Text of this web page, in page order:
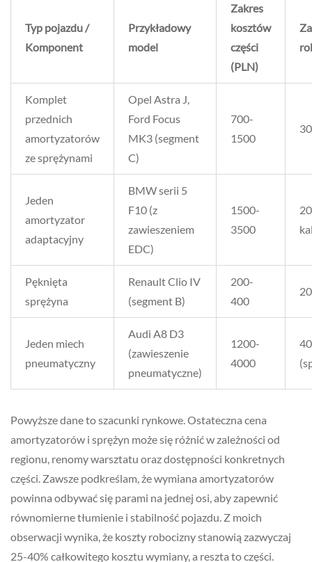
Typ pojazdu /
Komponent
Przykładowy
model
Zakres
kosztów
części
(PLN)
Komplet
przednich
amortyzatorów
ze sprężynami
Opel Astra J,
Ford Focus
MK3 (segment
C)
700-
1500
Jeden
amortyzator
adaptacyjny
BMW serii 5
F10 (z
zawieszeniem
EDC)
1500-
3500
Pęknięta
sprężyna
Renault Clio IV
(segment B)
200-
400
Jeden miech
pneumatyczny
Audi A8 D3
(zawieszenie
pneumatyczne)
1200-
4000
Powyższe dane to szacunki rynkowe. Ostateczna cena
amortyzatorów i sprężyn może się różnić w zależności od
regionu, renomy warsztatu oraz dostępności konkretnych
części. Zawsze podkreślam, że wymiana amortyzatorów
powinna odbywać się parami na jednej osi, aby zapewnić
równomierne tłumienie i stabilność pojazdu. Z moich
obserwacji wynika, że koszty robocizny stanowią zazwyczaj
25-40% całkowitego kosztu wymiany, a reszta to części.